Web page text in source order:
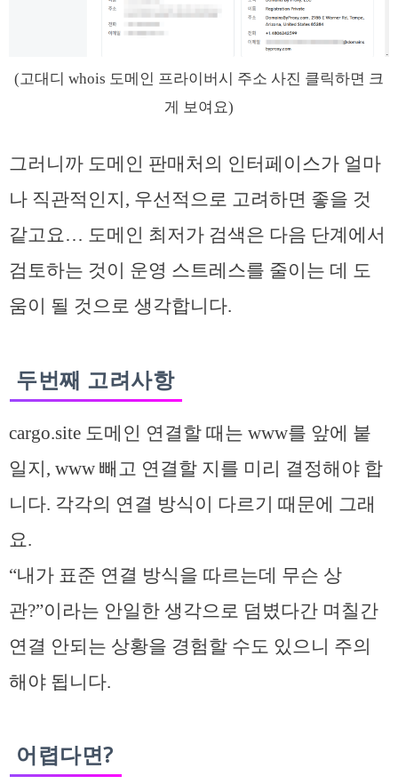
(고대디 whois 도메인 프라이버시 주소 사진 클릭하면 크
게 보여요)
그러니까 도메인 판매처의 인터페이스가 얼마
나 직관적인지, 우선적으로 고려하면 좋을 것
같고요… 도메인 최저가 검색은 다음 단계에서
검토하는 것이 운영 스트레스를 줄이는 데 도
움이 될 것으로 생각합니다.
두번째 고려사항
cargo.site 도메인 연결할 때는 www를 앞에 붙
일지, www 빼고 연결할 지를 미리 결정해야 합
니다. 각각의 연결 방식이 다르기 때문에 그래
요.
“내가 표준 연결 방식을 따르는데 무슨 상
관?”이라는 안일한 생각으로 덤볐다간 며칠간
연결 안되는 상황을 경험할 수도 있으니 주의
해야 됩니다.
어렵다면?